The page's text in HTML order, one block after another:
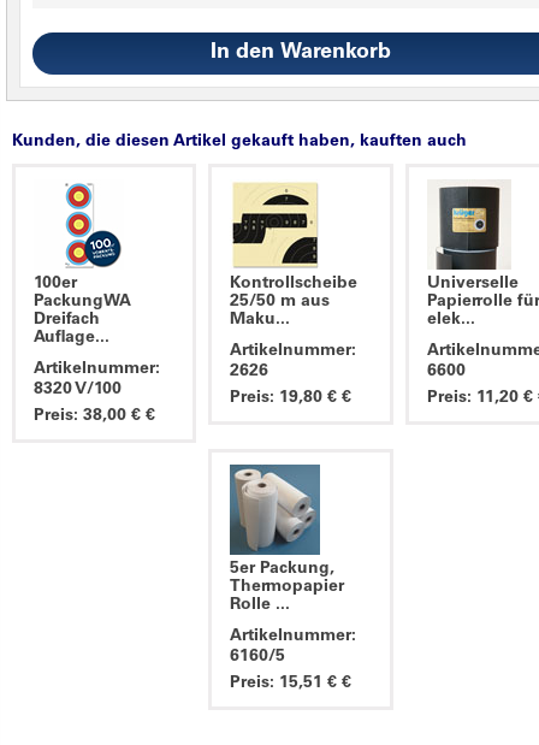
Kunden, die diesen Artikel gekauft haben, kauften auch
100er
PackungWA
Dreifach
Auflage...
Artikelnummer:
8320 V/100
Preis: 38,00 € €
Kontrollscheibe
25/50 m aus
Maku...
Artikelnummer:
2626
Preis: 19,80 € €
Universelle
Papierrolle für
elek...
6600
Preis: 11,20 €
5er Packung,
Thermopapier
Rolle ...
Artikelnummer:
6160/5
Preis: 15,51 € €